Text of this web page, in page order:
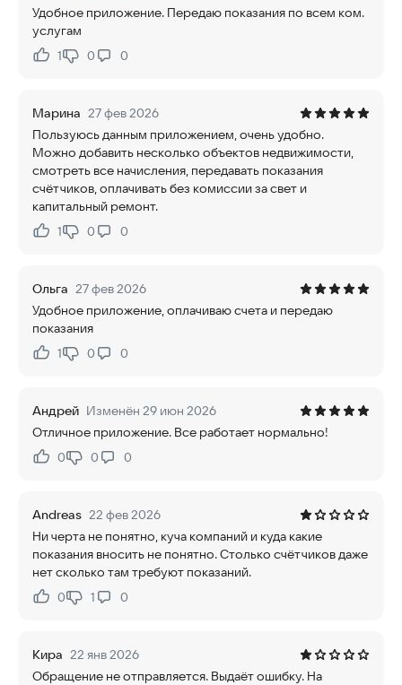
Удобное приложение. Передаю показания по всем ком.
услугам
Нравится:
1Не нравится:
0 0
Марина 27 фев 2026
Пользуюсь данным приложением, очень удобно.
Можно добавить несколько объектов недвижимости,
смотреть все начисления, передавать показания
счётчиков, оплачивать без комиссии за свет и
капитальный ремонт.
Нравится:
1Не нравится:
0 0
Ольга 27 фев 2026
Удобное приложение, оплачиваю счета и передаю
показания
Нравится:
1Не нравится:
0 0
Андрей Изменён 29 июн 2026
Отличное приложение. Все работает нормально!
Нравится:
0Не нравится:
0 0
Andreas 22 фев 2026
Ни черта не понятно, куча компаний и куда какие
показания вносить не понятно. Столько счётчиков даже
нет сколько там требуют показаний.
Нравится:
0Не нравится:
1 0
Кира 22 янв 2026
Обращение не отправляется. Выдаёт ошибку. На